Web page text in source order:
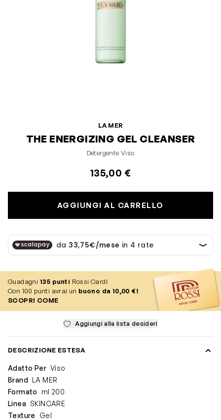
LA MER
THE ENERGIZING GEL CLEANSER
Detergente Viso
135,00 €
AGGIUNGI AL CARRELLO
Guadagni 135 punti Rossi Card!
Con 100 punti avrai un buono da 10,00 €!
SCOPRI COME
Aggiungi alla lista desideri
DESCRIZIONE ESTESA
Adatto Per Viso
Brand LA MER
Formato
ml 200
Linea SKINCARE
Texture
Gel